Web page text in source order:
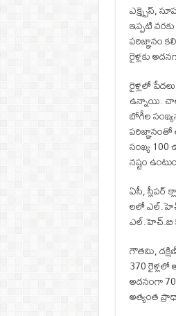
ఎక్స్ప్రెస్,
ఇప్పటి
పరిజ్ఞానం
రైళ్లకు
రైళ్లలో
ఉన్నాయి. చాలా
బోగీల
పరిజ్ఞానంతో
సంఖ్య
నష్టం
ఏసీ, స్లీపర్
లలో
ఎల్.హెచ్.బి
గౌతమి,
370
అదనంగా
అత్యంత